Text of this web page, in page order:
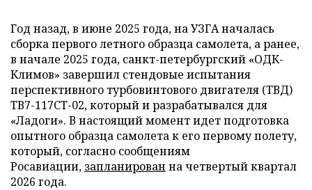
Год назад, в июне 2025 года, на УЗГА началась
сборка первого летного образца самолета, а ранее,
в начале 2025 года, санкт-петербургский «ОДК-
Климов» завершил стендовые испытания
перспективного турбовинтового двигателя (ТВД)
ТВ7-117СТ-02, который и разрабатывался для
«Ладоги». В настоящий момент идет подготовка
опытного образца самолета к его первому полету,
который, согласно сообщениям
Росавиации, запланирован на четвертый квартал
2026 года.